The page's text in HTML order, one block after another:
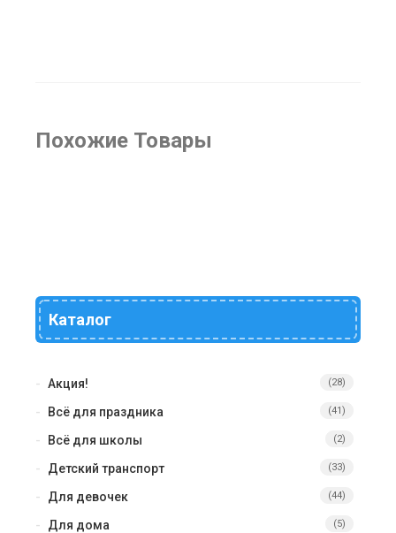
Похожие Товары
Каталог
Акция! (28)
Всё для праздника (41)
Всё для школы (2)
Детский транспорт (33)
Для девочек (44)
Для дома (5)